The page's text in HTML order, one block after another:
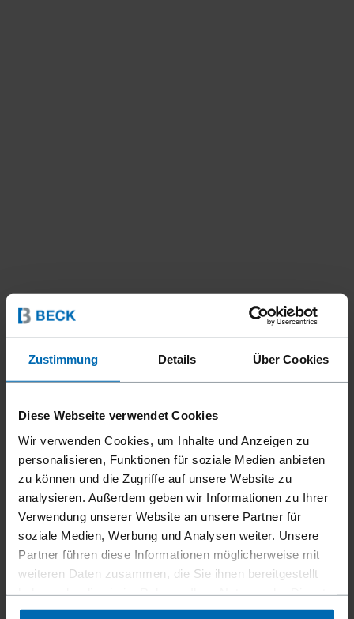
Zustimmung Details Über Cookies
Diese Webseite verwendet Cookies
Wir verwenden Cookies, um Inhalte und Anzeigen zu
personalisieren, Funktionen für soziale Medien anbieten
zu können und die Zugriffe auf unsere Website zu
analysieren. Außerdem geben wir Informationen zu Ihrer
Verwendung unserer Website an unsere Partner für
soziale Medien, Werbung und Analysen weiter. Unsere
Partner führen diese Informationen möglicherweise mit
weiteren Daten zusammen, die Sie ihnen bereitgestellt
gesammelt haben.
Geräte///Klammer­geräte///Standard­klammer­geräte
Feindraht­klammer­geräte
F1B 80-16 L.M.